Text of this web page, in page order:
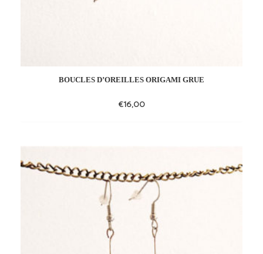
BOUCLES D’OREILLES ORIGAMI GRUE
€16,00
wishlist